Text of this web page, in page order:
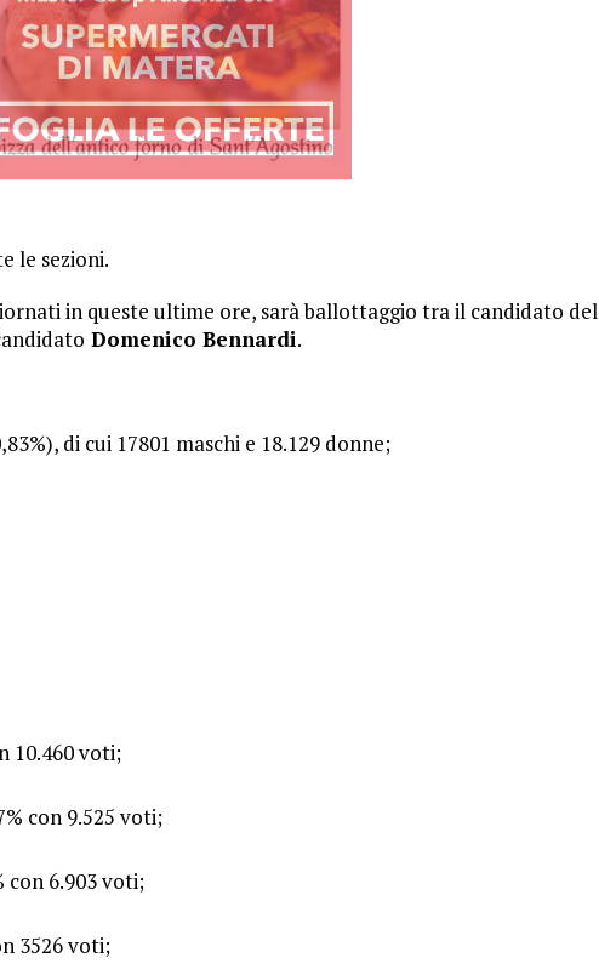
le sezioni.
in queste ultime ore, sarà ballottaggio tra il candidato del
Domenico Bennardi.
di cui 17801 maschi e 18.129 donne;
10.460 voti;
con 9.525 voti;
con 6.903 voti;
3526 voti;